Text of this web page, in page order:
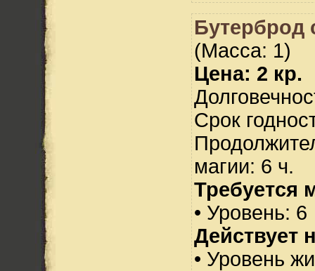
Бутерброд
(Масса: 1)
Цена: 2 кр.
Срок
магии: 6 ч.
Требуется
• Уровень: 6
Действует
• Уровень